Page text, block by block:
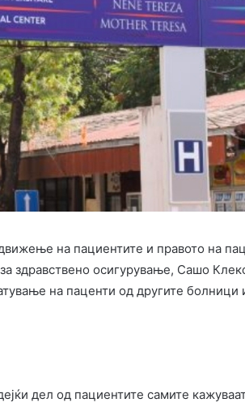
на пациентите и правото на
здравствено осигурување, Сашо
на паценти од другите болници
дел од пациентите самите